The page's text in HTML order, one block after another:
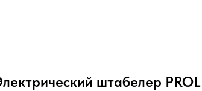
штабелер